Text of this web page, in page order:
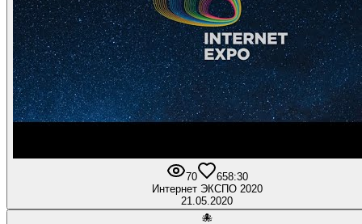
70 658:30
Интернет ЭКСПО 2020
21.05.2020
🐙